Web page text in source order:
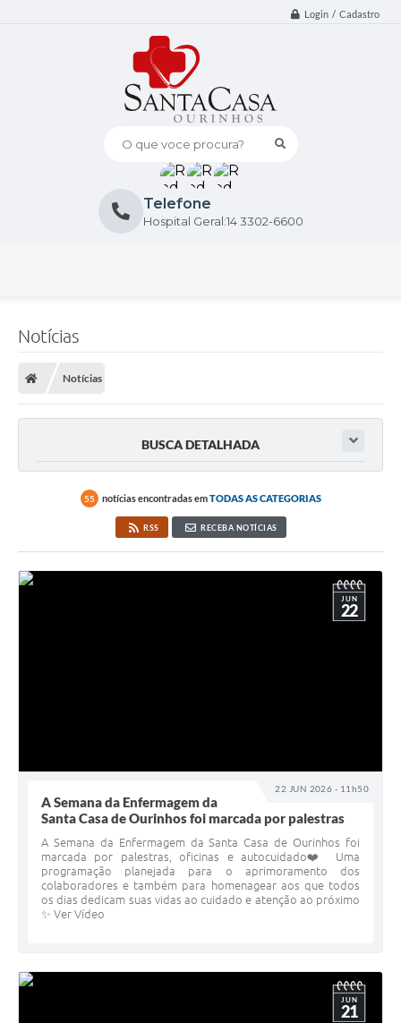
Login / Cadastro
O que voce procura?
Telefone
Hospital Geral:14 3302-6600
Notícias
Notícias
BUSCA DETALHADA
55 notícias encontradas emTODAS AS CATEGORIAS
RSS RECEBA NOTÍCIAS
22 JUN 2026 - 11h50
JUN
22
A Semana da Enfermagem da
Santa Casa de Ourinhos foi marcada por palestras
A Semana da Enfermagem da Santa Casa de Ourinhos foi
marcada por palestras, oficinas e autocuidado❤️ Uma
programação planejada para o aprimoramento dos
colaboradores e também para homenagear aos que todos
os dias dedicam suas vidas ao cuidado e atenção ao próximo
✨ Ver Vídeo
JUN
21